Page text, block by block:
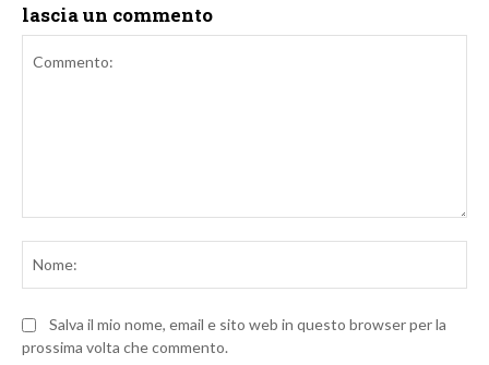
lascia un commento
Salva il mio nome, email e sito web in questo browser per la
prossima volta che commento.